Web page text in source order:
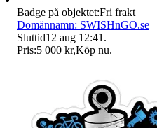
Badge på objektet:Fri frakt
Domännamn: SWISHnGO.se
Sluttid12 aug 12:41 .
Pris:5 000 kr,Köp nu.